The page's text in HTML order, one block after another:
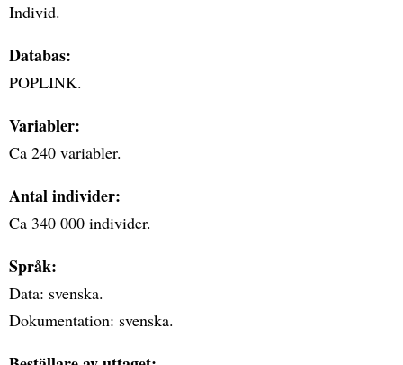
Individ.
Databas:
POPLINK.
Variabler:
Ca 240 variabler.
Antal individer:
Ca 340 000 individer.
Språk:
Data: svenska.
Dokumentation: svenska.